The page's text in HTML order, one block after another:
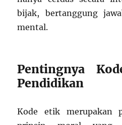
bijak, bertanggung
mental.
Pentingnya
Pendidikan
Kode etik merupakan